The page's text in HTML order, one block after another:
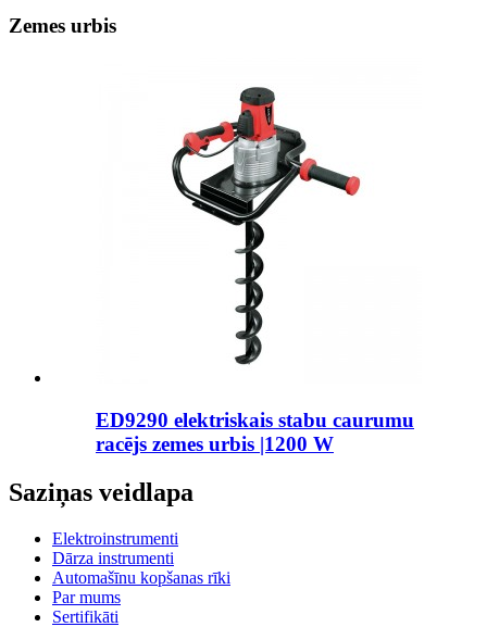
Zemes urbis
ED9290 elektriskais stabu caurumu
racējs zemes urbis |1200 W
Saziņas veidlapa
Elektroinstrumenti
Dārza instrumenti
Automašīnu kopšanas rīki
Par mums
Sertifikāti